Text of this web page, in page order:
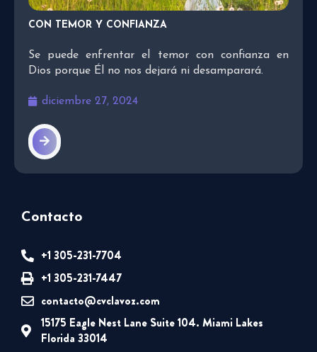
CON TEMOR Y CONFIANZA
Se puede enfrentar el temor con confianza en
Dios porque Él no nos dejará ni desamparará.
diciembre 27, 2024
Contacto
+1 305-231-7704
+1 305-231-7447
contacto@cvclavoz.com
15175 Eagle Nest Lane Suite 104. Miami Lakes
Florida 33014